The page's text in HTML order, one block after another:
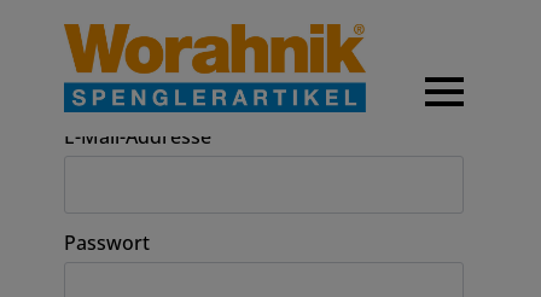
Anmeldung
E-Mail-Addresse
Passwort